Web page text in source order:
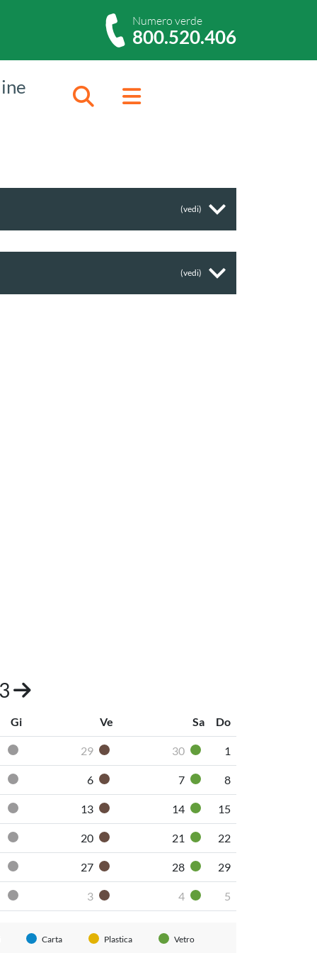
Numero verde
800.520.406
CercaMenu
(vedi)
(vedi)
Gi Ve Sa Do
pannoloni
Secco non riciclabile
29 Organico umido
30 Vetro1
pannoloni
Secco non riciclabile
6 Organico umido
7 Vetro8
pannoloni
Secco non riciclabile
13 Organico umido
14 Vetro
15
pannoloni
Secco non riciclabile
20 Organico umido
21 Vetro
22
pannoloni
Secco non riciclabile
27 Organico umido
28 Vetro
29
pannoloni
Secco non riciclabile
3 Organico umido
4 Vetro5
Carta Plastica Vetro